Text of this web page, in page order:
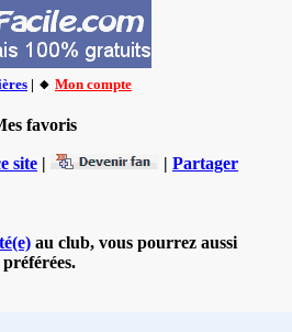
| 🔸 Mon compte
favoris
site | | Partager
au club, vous pourrez aussi